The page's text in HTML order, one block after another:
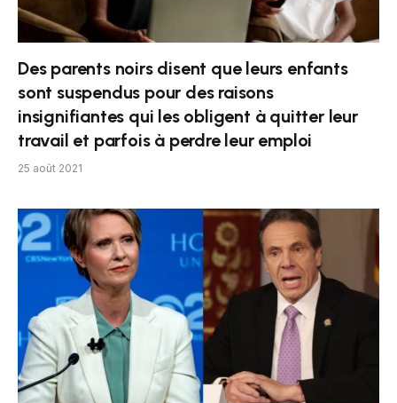
Des parents noirs disent que leurs enfants
sont suspendus pour des raisons
insignifiantes qui les obligent à quitter leur
travail et parfois à perdre leur emploi
25 août 2021